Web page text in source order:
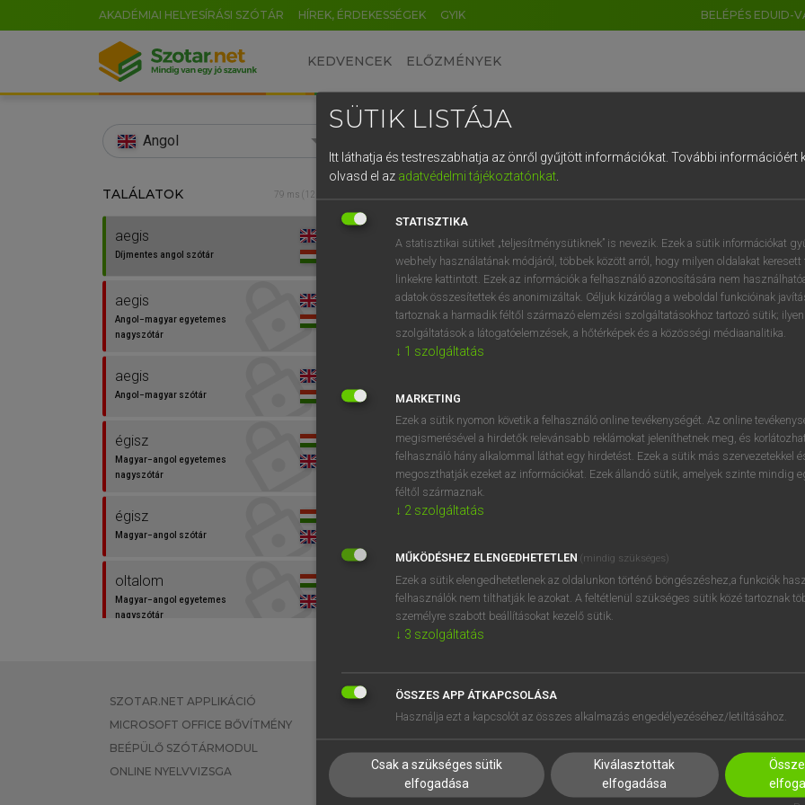
AKADÉMIAI HELYESÍRÁSI SZÓTÁR HÍREK, ÉRDEKESSÉGEK GYIK BELÉPÉS EDUID-
KEDVENCEK ELŐZMÉNYEK
Angol
TALÁLATOK 79 ms (12 db)
aegis
Díjmentes angol szótár
aegis
Angol−magyar egyetemes
nagyszótár
aegis
Angol−magyar szótár
égisz
Magyar−angol egyetemes
nagyszótár
égisz
Magyar−angol szótár
oltalom
Magyar−angol egyetemes
nagyszótár
pártfogás
Magyar−angol szótár
Díjmentes angol szótár
fn
védőszárny
égisz
védőpajzs
⚲ aegis keresése szótárainkban
SZOTAR.NET APPLIKÁCIÓ
MICROSOFT OFFICE BŐVÍTMÉNY
BEÉPÜLŐ SZÓTÁRMODUL
ONLINE NYELVVIZSGA
EGYÉNI FELHASZNÁLÓKNAK
TANULÓKNAK
VÁLLALATI MEGOLDÁSOK
SÚGÓ
RÓLUNK
SÜTI BEÁLLÍTÁSOK
SÜTIK LISTÁJA
Itt láthatja és testreszabhatja az önről gyűjtött információkat. További információért
olvasd el az adatvédelmi tájékoztatónkat.
STATISZTIKA
A statisztikai sütiket „teljesítménysütiknek” is nevezik. Ezek a sütik információkat
webhely használatának módjáról, többek között arról, hogy milyen oldalakat keresett
linkekre kattintott. Ezek az információk a felhasználó azonosítására nem
adatok összesítettek és anonimizáltak. Céljuk kizárólag a weboldal funkcióinak
tartoznak a harmadik féltől származó elemzési szolgáltatásokhoz tartozó sütik;
szolgáltatások a látogatóelemzések, a hőtérképek és a közösségi médiaanalitika.
↓ 1 szolgáltatás
MARKETING
Ezek a sütik nyomon követik a felhasználó online tevékenységét. Az online
megismerésével a hirdetők relevánsabb reklámokat jeleníthetnek meg, és
felhasználó hány alkalommal láthat egy hirdetést. Ezek a sütik más szervezetekkel
megoszthatják ezeket az információkat. Ezek állandó sütik, amelyek szinte mindig
féltől származnak.
↓ 2 szolgáltatás
MŰKÖDÉSHEZ ELENGEDHETETLEN (mindig szükséges)
Ezek a sütik elengedhetetlenek az oldalunkon történő böngészéshez,a funkciók
felhasználók nem tilthatják le azokat. A feltétlenül szükséges sütik közé tartoznak
személyre szabott beállításokat kezelő sütik.
↓ 3 szolgáltatás
ÖSSZES APP ÁTKAPCSOLÁSA
Használja ezt a kapcsolót az összes alkalmazás engedélyezéséhez/letiltásához.
Csak a szükséges sütik
elfogadása
Kiválasztottak
elfogadása
EN HU DE CN FR ES IT NL
0 1 2 3 4 5 6 7 8 9
q w e r t z u i
a s d f g h j k l é
í y x c v b n m , .